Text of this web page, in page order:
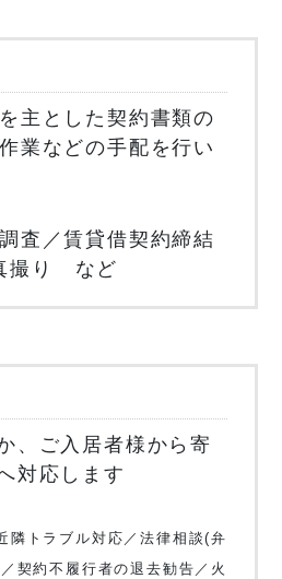
主とした契約書類の
業などの手配を行い
査／賃貸借契約締結
撮り など
、ご入居者様から寄
対応します
隣トラブル対応／法律相談(弁
契約不履行者の退去勧告／火